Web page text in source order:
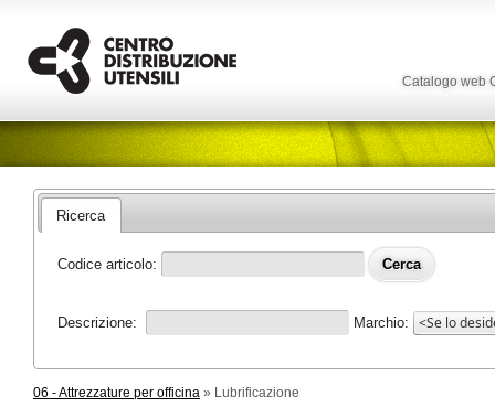
Catalogo web
Ricerca
Codice articolo:
Descrizione: Marchio:
06 - Attrezzature per officina » Lubrificazione